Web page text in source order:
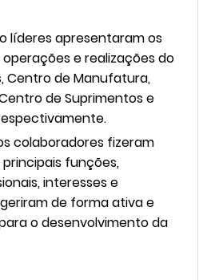
líderes apresentaram os
e realizações do
Centro de Manufatura,
de Suprimentos e
colaboradores fizeram
funções,
interesses e
de forma ativa e
o desenvolvimento da